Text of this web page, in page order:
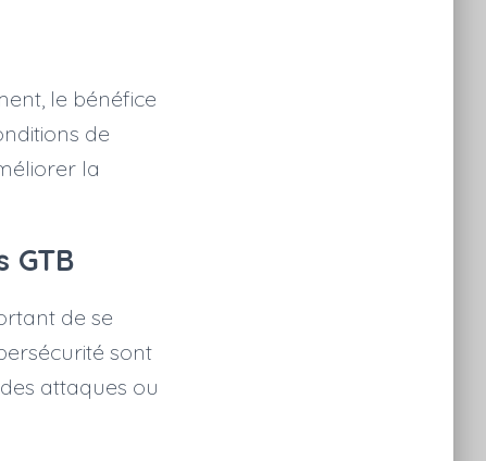
le bénéfice
de
la
de se
sont
attaques ou